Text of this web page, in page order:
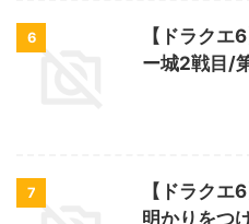
6
【ドラクエ
ー城2戦目/
7
【ドラクエ
明かりをつ